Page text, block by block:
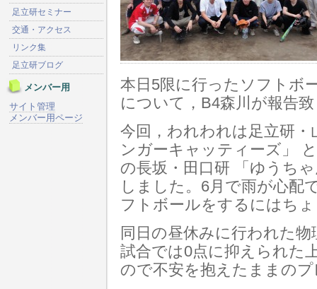
本日5限に行ったソフトボ
について，B4森川が報告
今回，われわれは足立研
ンガーキャッティーズ」
の長坂・田口研 「ゆうち
しました。6月で雨が心配
フトボールをするにはち
同日の昼休みに行われた
試合では0点に抑えられた
ので不安を抱えたままの
足立研セミナー
交通・アクセス
リンク集
足立研ブログ
メンバー用
サイト管理
メンバー用ページ